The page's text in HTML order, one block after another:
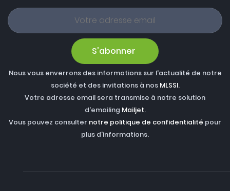
S'abonner
Nous vous enverrons des informations sur l'actualité de notre
société et des invitations à nos MLSSI.
Votre adresse email sera transmise à notre solution
d'emailing Mailjet.
Vous pouvez consulter notre politique de confidentialité pour
plus d'informations.